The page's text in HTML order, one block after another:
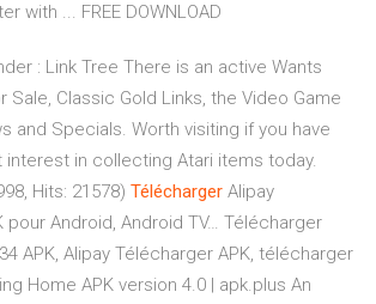
with ... FREE DOWNLOAD
: Link Tree There is an active Wants
Sale, Classic Gold Links, the Video Game
and Specials. Worth visiting if you have
in collecting Atari items today.
Hits: 21578) Télécharger Alipay
pour Android, Android TV… Télécharger
APK, Alipay Télécharger APK, télécharger
Home APK version 4.0 | apk.plus An